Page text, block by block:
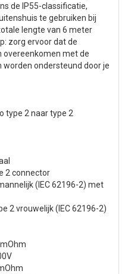
de IP55-classificatie,
te gebruiken bij
lengte van 6 meter
zorg ervoor dat de
met de
worden ondersteund door je
type 2 naar type 2
2 connector
(IEC 62196-2) met
2 vrouwelijk (IEC 62196-2)